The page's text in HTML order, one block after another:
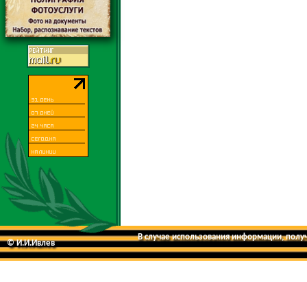
© И.И.Ивлев
В случае использования информации,